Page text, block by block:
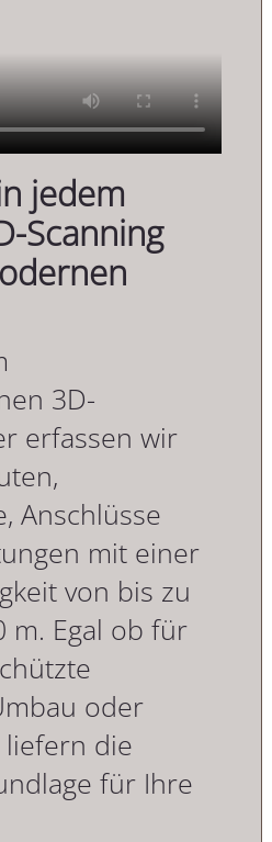
jedem
Scanning
3D-
erfassen wir
Anschlüsse
mit einer
von bis zu
m. Egal ob für
oder
liefern die
für Ihre